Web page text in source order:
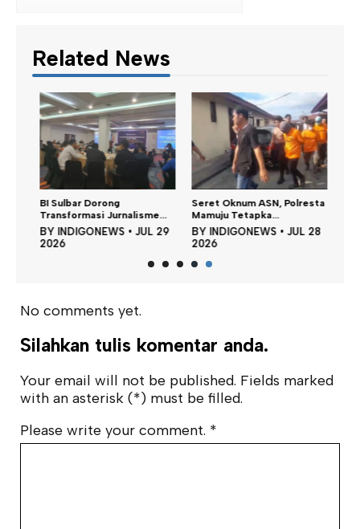
Related News
BI Sulbar Dorong
Transformasi Jurnalisme...
BYINDIGONEWS • JUL 29
2026
Seret Oknum ASN, Polresta
Mamuju Tetapka...
BYINDIGONEWS • JUL 28
2026
No comments yet.
Silahkan tulis komentar anda.
Your email will not be published. Fields marked
with an asterisk (*) must be filled.
Please write your comment. *